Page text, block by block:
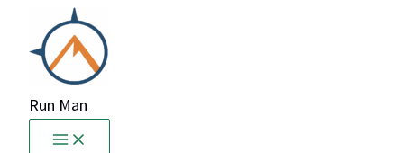
содержимому
Run Man